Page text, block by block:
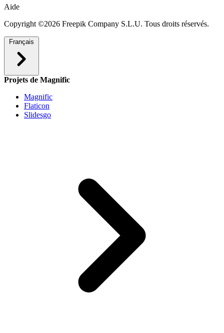
Aide
Copyright ©2026 Freepik Company S.L.U. Tous droits réservés.
Français
Projets de Magnific
Magnific
Flaticon
Slidesgo